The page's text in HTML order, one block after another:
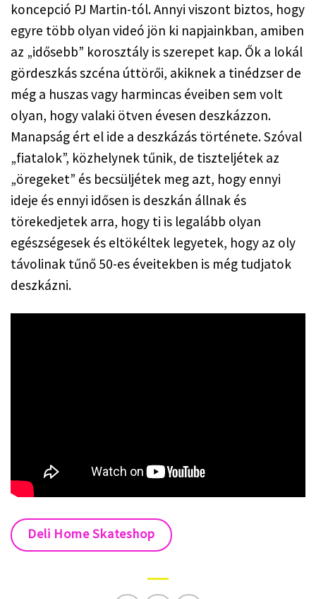
koncepció PJ Martin-tól. Annyi viszont biztos, hogy
egyre több olyan videó jön ki napjainkban, amiben
az „idősebb” korosztály is szerepet kap. Ők a lokál
gördeszkás szcéna úttörői, akiknek a tinédzser de
még a huszas vagy harmincas éveiben sem volt
olyan, hogy valaki ötven évesen deszkázzon.
Manapság ért el ide a deszkázás története. Szóval
„fiatalok”, közhelynek tűnik, de tiszteljétek az
„öregeket” és becsüljétek meg azt, hogy ennyi
ideje és ennyi idősen is deszkán állnak és
törekedjetek arra, hogy ti is legalább olyan
egészségesek és eltökéltek legyetek, hogy az oly
távolinak tűnő 50-es éveitekben is még tudjatok
deszkázni.
Deli Home Skateshop